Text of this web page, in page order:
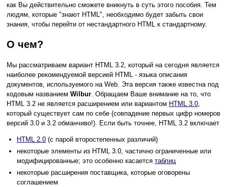
как Вы действительно сможете вникнуть в суть этого пособия. Тем
людям, которые "знают HTML", необходимо будет забыть свои
знания, чтобы перейти от нестандартного HTML к стандартному.
О чем?
Мы рассматриваем вариант HTML 3.2, который на сегодня является
наиболее рекомендуемой версией HTML - языка описания
документов, используемого на Web. Эта версия также известна под
кодовым названием Wilbur. Обращаем Ваше внимание на то, что
HTML 3.2 не является расширением или вариантом HTML 3.0,
который существует сам по себе (совпадение первых цифр номеров
версий 3.0 и 3.2 обманчиво!). Если быть точнее, HTML 3.2 включает
HTML 2.0 (с парой второстепенных различий)
некоторые элементы из HTML 3.0, частично ограниченные или
модифицированные; это особенно касается таблиц
некоторые расширения поставщика, которые оговорены
соглашением